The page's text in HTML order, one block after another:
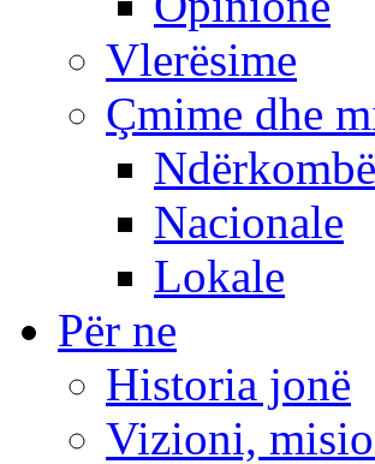
Vlerësime
Çmime dhe
Nacionale
Lokale
Për ne
Historia jonë
Vizioni,